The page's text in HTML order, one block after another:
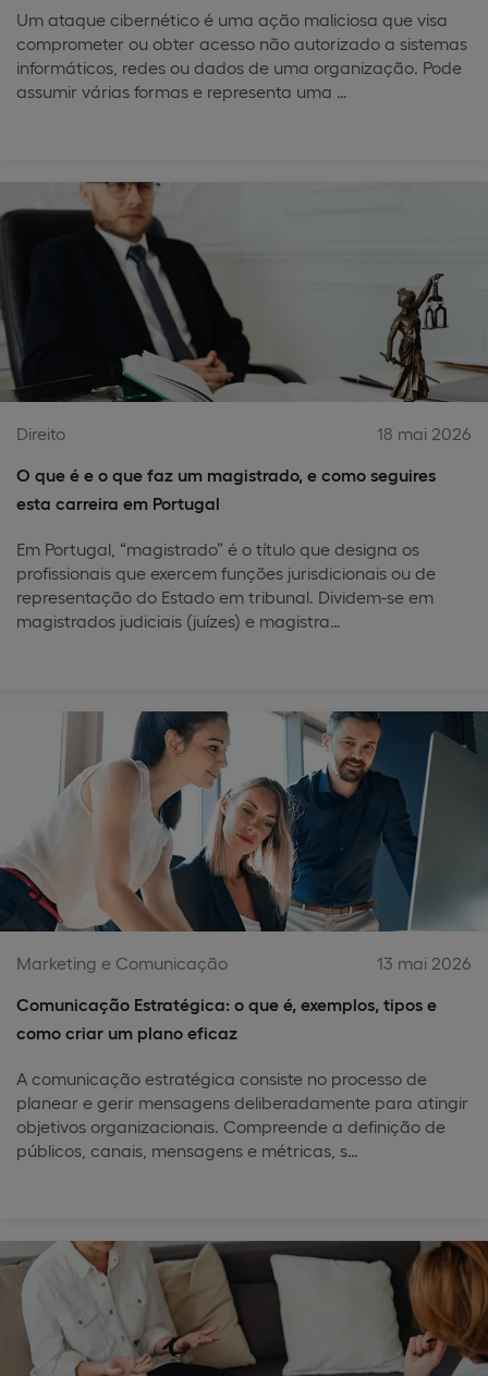
Um ataque cibernético é uma ação maliciosa que visa
comprometer ou obter acesso não autorizado a sistemas
informáticos, redes ou dados de uma organização. Pode
assumir várias formas e representa uma …
Direito
18 mai 2026
O que é e o que faz um magistrado, e como seguires
esta carreira em Portugal
Em Portugal, “magistrado” é o título que designa os
profissionais que exercem funções jurisdicionais ou de
representação do Estado em tribunal. Dividem-se em
magistrados judiciais (juízes) e magistra…
Marketing e Comunicação
13 mai 2026
Comunicação Estratégica: o que é, exemplos, tipos e
como criar um plano eficaz
A comunicação estratégica consiste no processo de
planear e gerir mensagens deliberadamente para atingir
objetivos organizacionais. Compreende a definição de
públicos, canais, mensagens e métricas, s…